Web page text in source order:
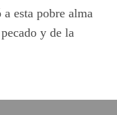
esta pobre alma
y de la